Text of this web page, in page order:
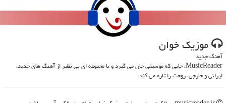
موزیك خوان
آهنگ جدید
MusicReader، جایی که موسیقی جان می گیرد و با مجموعه ای بی نظیر از آهنگ های جدید،
ایرانی و خارجی، روحت را تازه می کند